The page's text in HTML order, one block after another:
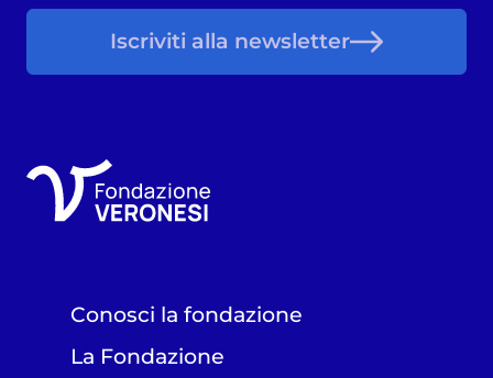
Iscriviti alla newsletter
Conosci la fondazione
La Fondazione